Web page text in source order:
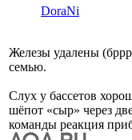
DoraNi
Железы удалены
семью.
Слух у бассетов
шёпот «сыр» через
команды реакция